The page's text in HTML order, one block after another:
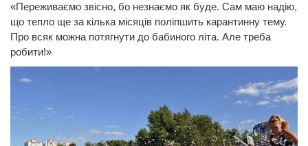
«Переживаємо звісно, бо незнаємо як буде. Сам маю надію,
що тепло ще за кілька місяців поліпшить карантинну тему.
Про всяк можна потягнути до бабиного літа. Але треба
робити!»